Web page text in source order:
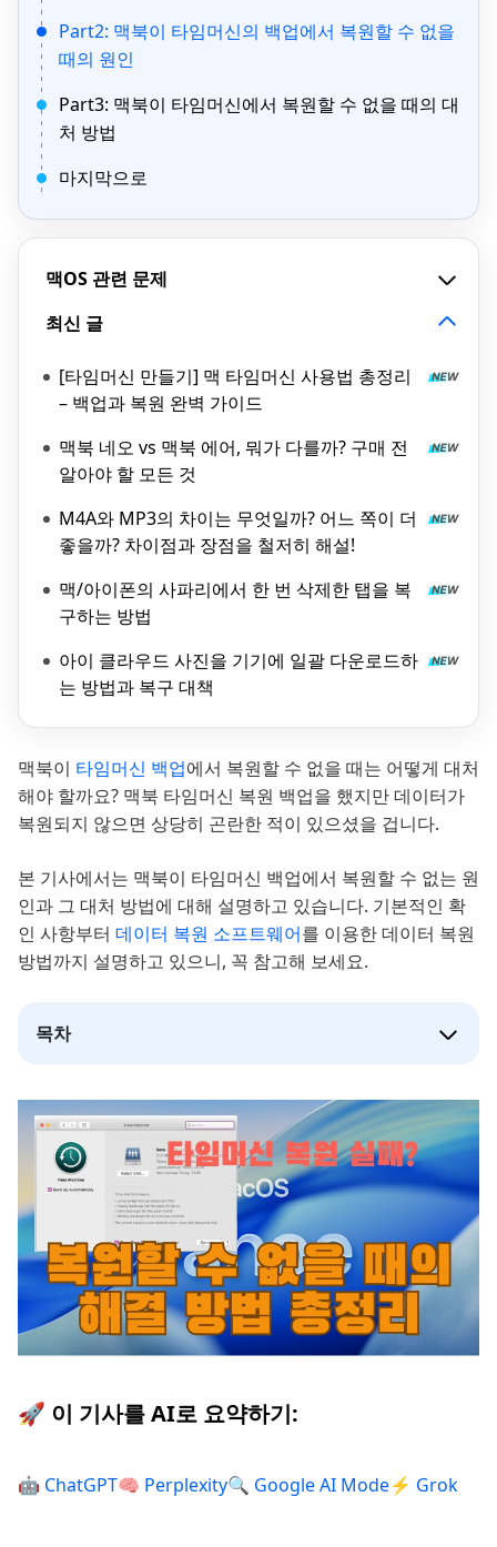
Part2: 맥북이 타임머신의 백업에서 복원할 수 없을
때의 원인
Part3: 맥북이 타임머신에서 복원할 수 없을 때의 대
처 방법
마지막으로
맥OS 관련 문제
최신 글
[타임머신 만들기] 맥 타임머신 사용법 총정리
– 백업과 복원 완벽 가이드
맥북 네오 vs 맥북 에어, 뭐가 다를까? 구매 전
알아야 할 모든 것
M4A와 MP3의 차이는 무엇일까? 어느 쪽이 더
좋을까? 차이점과 장점을 철저히 해설!
맥/아이폰의 사파리에서 한 번 삭제한 탭을 복
구하는 방법
아이 클라우드 사진을 기기에 일괄 다운로드하
는 방법과 복구 대책
맥북이 타임머신 백업에서 복원할 수 없을 때는 어떻게 대처
해야 할까요? 맥북 타임머신 복원 백업을 했지만 데이터가
복원되지 않으면 상당히 곤란한 적이 있으셨을 겁니다.
본 기사에서는 맥북이 타임머신 백업에서 복원할 수 없는 원
인과 그 대처 방법에 대해 설명하고 있습니다. 기본적인 확
인 사항부터 데이터 복원 소프트웨어를 이용한 데이터 복원
방법까지 설명하고 있으니, 꼭 참고해 보세요.
목차
🚀 이 기사를 AI로 요약하기:
🤖 ChatGPT🧠 Perplexity🔍 Google AI Mode⚡ Grok